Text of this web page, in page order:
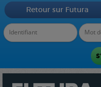
Retour sur Futura